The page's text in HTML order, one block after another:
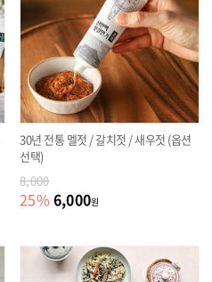
30년 전통 멜젓 / 갈치젓 / 새우젓 (옵션
선택)
8,000
25% 6,000원